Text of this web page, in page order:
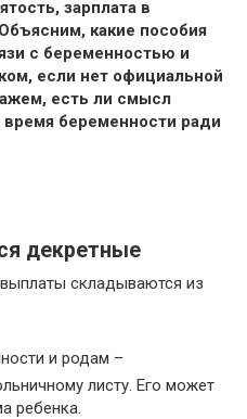
зарплата в
какие пособия
с беременностью и
если нет официальной
есть ли смысл
время беременности ради
декретные
складываются из
и родам –
листу. Его может
ребенка.